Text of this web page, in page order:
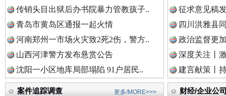
中国律师在线.
中国参政网.中
雄关漫道展新颜 “
传销头目出狱后办书院暴力管教孩子..
青岛市黄岛区通报一起火情
河南郑州一市场火灾致2死2伤，警方..
山西河津警方发布悬赏公告
沈阳一小区地库局部塌陷 91户居民..
征求意见稿
四川洪雅县
政治监督更
深度关注丨
建言献策丨
案件追踪调查 更多/MORE>>> 财经/企业公